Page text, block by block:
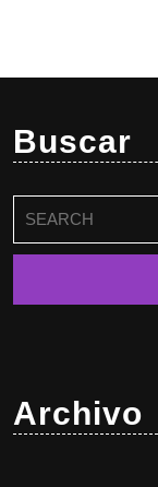
Buscar
Archivo